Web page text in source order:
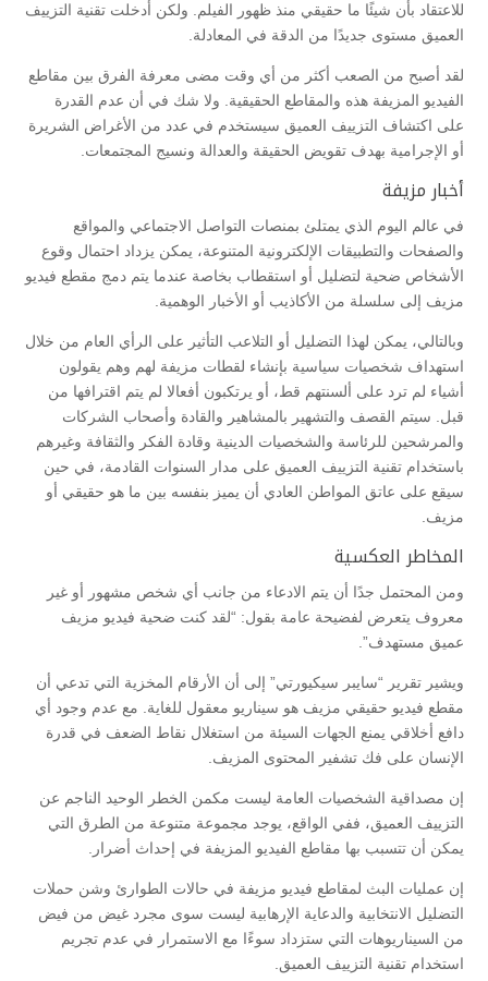
للاعتقاد بأن شيئًا ما حقيقي منذ ظهور الفيلم. ولكن أدخلت تقنية التزييف
العميق مستوى جديدًا من الدقة في المعادلة.
لقد أصبح من الصعب أكثر من أي وقت مضى معرفة الفرق بين مقاطع
الفيديو المزيفة هذه والمقاطع الحقيقية. ولا شك في أن عدم القدرة
على اكتشاف التزييف العميق سيستخدم في عدد من الأغراض الشريرة
أو الإجرامية بهدف تقويض الحقيقة والعدالة ونسيج المجتمعات.
أخبار مزيفة
في عالم اليوم الذي يمتلئ بمنصات التواصل الاجتماعي والمواقع
والصفحات والتطبيقات الإلكترونية المتنوعة، يمكن يزداد احتمال وقوع
الأشخاص ضحية لتضليل أو استقطاب بخاصة عندما يتم دمج مقطع فيديو
مزيف إلى سلسلة من الأكاذيب أو الأخبار الوهمية.
وبالتالي، يمكن لهذا التضليل أو التلاعب التأثير على الرأي العام من خلال
استهداف شخصيات سياسية بإنشاء لقطات مزيفة لهم وهم يقولون
أشياء لم ترد على ألسنتهم قط، أو يرتكبون أفعالا لم يتم اقترافها من
قبل. سيتم القصف والتشهير بالمشاهير والقادة وأصحاب الشركات
والمرشحين للرئاسة والشخصيات الدينية وقادة الفكر والثقافة وغيرهم
باستخدام تقنية التزييف العميق على مدار السنوات القادمة، في حين
سيقع على عاتق المواطن العادي أن يميز بنفسه بين ما هو حقيقي أو
مزيف.
المخاطر العكسية
ومن المحتمل جدًا أن يتم الادعاء من جانب أي شخص مشهور أو غير
معروف يتعرض لفضيحة عامة بقول: “لقد كنت ضحية فيديو مزيف
عميق مستهدف”.
ويشير تقرير “سايبر سيكيورتي” إلى أن الأرقام المخزية التي تدعي أن
مقطع فيديو حقيقي مزيف هو سيناريو معقول للغاية. مع عدم وجود أي
دافع أخلاقي يمنع الجهات السيئة من استغلال نقاط الضعف في قدرة
الإنسان على فك تشفير المحتوى المزيف.
إن مصداقية الشخصيات العامة ليست مكمن الخطر الوحيد الناجم عن
التزييف العميق، ففي الواقع، يوجد مجموعة متنوعة من الطرق التي
يمكن أن تتسبب بها مقاطع الفيديو المزيفة في إحداث أضرار.
إن عمليات البث لمقاطع فيديو مزيفة في حالات الطوارئ وشن حملات
التضليل الانتخابية والدعاية الإرهابية ليست سوى مجرد غيض من فيض
من السيناريوهات التي ستزداد سوءًا مع الاستمرار في عدم تجريم
استخدام تقنية التزييف العميق.